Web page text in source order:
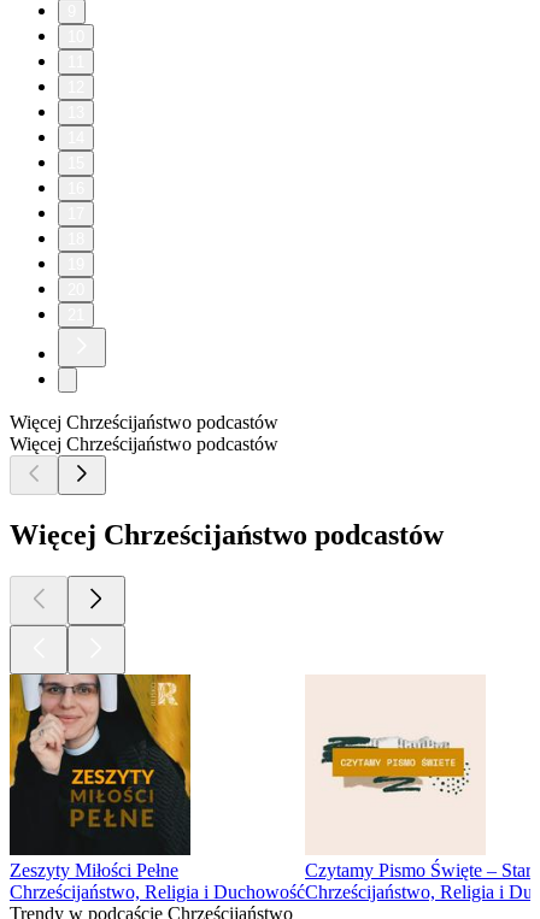
Więcej Chrześcijaństwo podcastów
Więcej Chrześcijaństwo podcastów
Więcej Chrześcijaństwo podcastów
Zeszyty Miłości Pełne
Chrześcijaństwo, Religia i Duchowość
Czytamy Pismo Święte –
Chrześcijaństwo, Religia i
Trendy w podcaście Chrześcijaństwo